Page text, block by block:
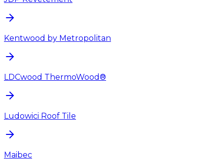
Kentwood by Metropolitan
LDCwood ThermoWood®
Ludowici Roof Tile
Maibec